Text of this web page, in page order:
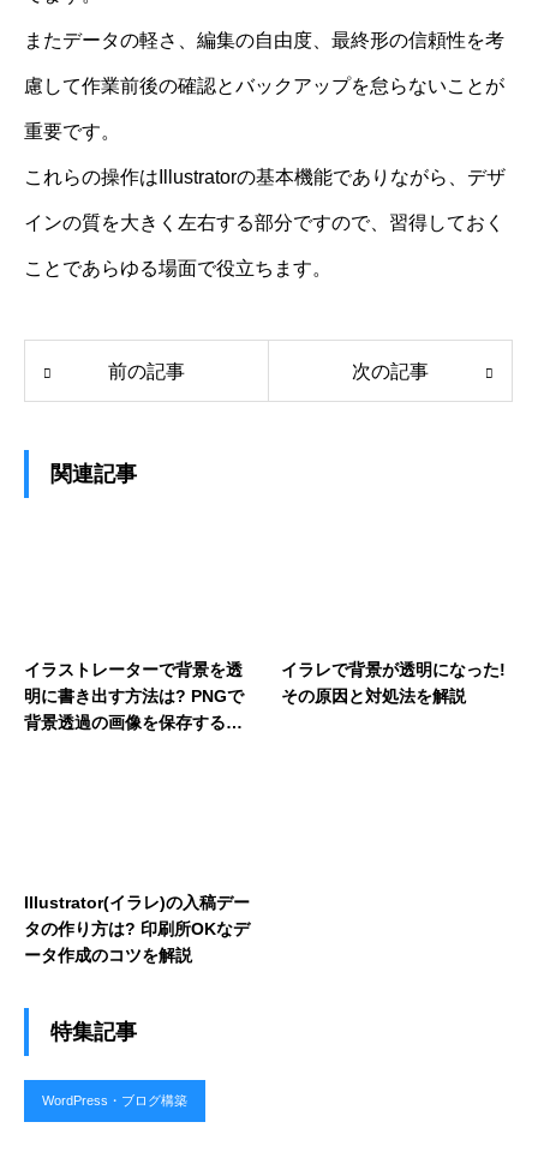
またデータの軽さ、編集の自由度、最終形の信頼性を考
慮して作業前後の確認とバックアップを怠らないことが
重要です。
これらの操作はIllustratorの基本機能でありながら、デザ
インの質を大きく左右する部分ですので、習得しておく
ことであらゆる場面で役立ちます。
前の記事 次の記事
関連記事
イラストレーターで背景を透
明に書き出す方法は? PNGで
背景透過の画像を保存する手
イラレで背景が透明になった!
その原因と対処法を解説
Illustrator(イラレ)の入稿デー
タの作り方は? 印刷所OKなデ
ータ作成のコツを解説
特集記事
WordPress・ブログ構築